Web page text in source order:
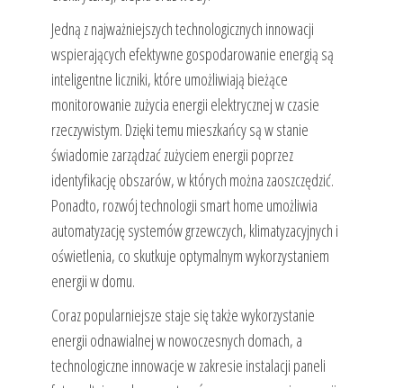
Jedną z najważniejszych technologicznych innowacji
wspierających efektywne gospodarowanie energią są
inteligentne liczniki, które umożliwiają bieżące
monitorowanie zużycia energii elektrycznej w czasie
rzeczywistym. Dzięki temu mieszkańcy są w stanie
świadomie zarządzać zużyciem energii poprzez
identyfikację obszarów, w których można zaoszczędzić.
Ponadto, rozwój technologii smart home umożliwia
automatyzację systemów grzewczych, klimatyzacyjnych i
oświetlenia, co skutkuje optymalnym wykorzystaniem
energii w domu.
Coraz popularniejsze staje się także wykorzystanie
energii odnawialnej w nowoczesnych domach, a
technologiczne innowacje w zakresie instalacji paneli